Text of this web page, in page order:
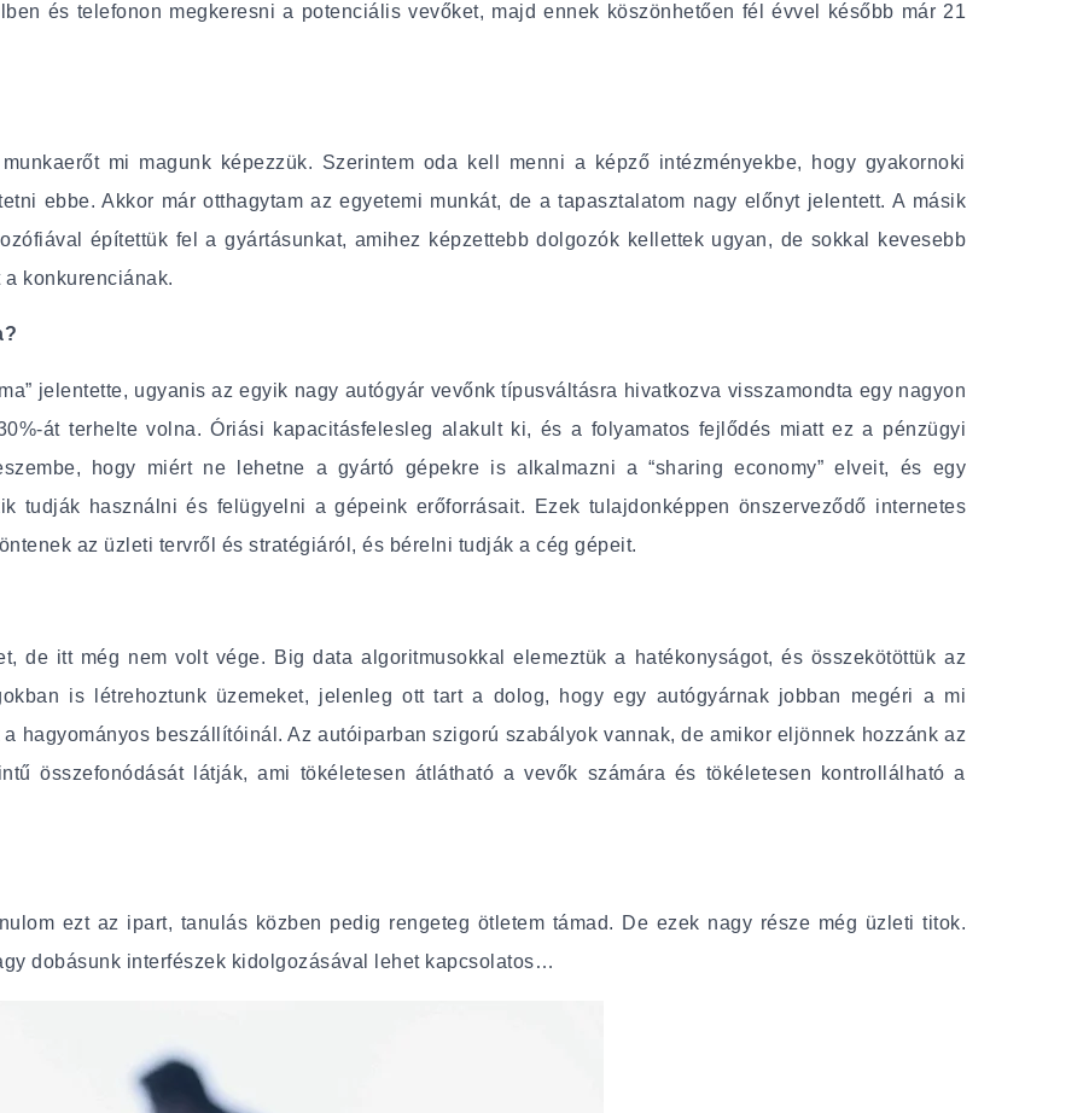
és telefonon megkeresni a potenciális vevőket, majd ennek köszönhetően fél évvel később már 21
mi magunk képezzük. Szerintem oda kell menni a képző intézményekbe, hogy gyakornoki
ebbe. Akkor már otthagytam az egyetemi munkát, de a tapasztalatom nagy előnyt jelentett. A másik
építettük fel a gyártásunkat, amihez képzettebb dolgozók kellettek ugyan, de sokkal kevesebb
konkurenciának.
jelentette, ugyanis az egyik nagy autógyár vevőnk típusváltásra hivatkozva visszamondta egy nagyon
át terhelte volna. Óriási kapacitásfelesleg alakult ki, és a folyamatos fejlődés miatt ez a pénzügyi
hogy miért ne lehetne a gyártó gépekre is alkalmazni a “sharing economy” elveit, és egy
tudják használni és felügyelni a gépeink erőforrásait. Ezek tulajdonképpen önszerveződő internetes
az üzleti tervről és stratégiáról, és bérelni tudják a cég gépeit.
de itt még nem volt vége. Big data algoritmusokkal elemeztük a hatékonyságot, és összekötöttük az
is létrehoztunk üzemeket, jelenleg ott tart a dolog, hogy egy autógyárnak jobban megéri a mi
hagyományos beszállítóinál. Az autóiparban szigorú szabályok vannak, de amikor eljönnek hozzánk az
összefonódását látják, ami tökéletesen átlátható a vevők számára és tökéletesen kontrollálható a
ezt az ipart, tanulás közben pedig rengeteg ötletem támad. De ezek nagy része még üzleti titok.
dobásunk interfészek kidolgozásával lehet kapcsolatos…